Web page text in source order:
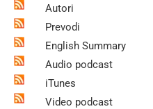
Autori
Prevodi
English Summary
Audio podcast
iTunes
Video podcast